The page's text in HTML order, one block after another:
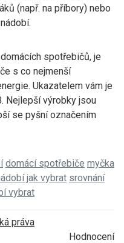
(např. na příbory) nebo
spotřebičů, je
s co nejmenší
Ukazatelem vám je
Nejlepší výrobky jsou
se pyšní označením
domácí spotřebiče myčka
jak vybrat srovnání
vybrat
práva
Hodnocení